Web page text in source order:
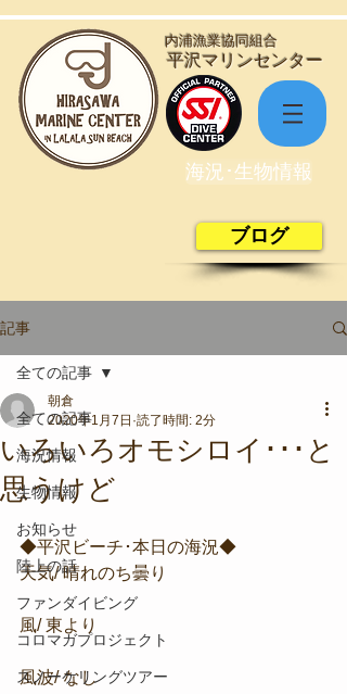
​平沢マリンセンター
​内浦漁業協同組合
海況･生物情報
ブログ
記事
全ての記事
海況情報
生物情報
お知らせ
陸上の話
ファンダイビング
コロマガプロジェクト
スノーケリングツアー
全ての記事
いろいろオモシロイ･･･と
思うけど
朝倉
2020年1月7日 読了時間: 2分
◆平沢ビーチ･本日の海況◆
天気/ 晴れのち曇り
風/ 東より
風波/ なし